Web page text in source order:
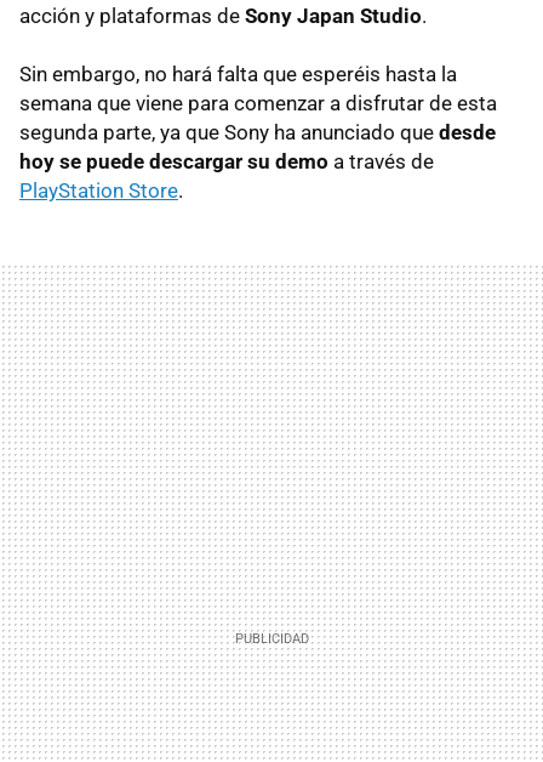
acción y plataformas de Sony Japan Studio.
Sin embargo, no hará falta que esperéis hasta la
semana que viene para comenzar a disfrutar de esta
segunda parte, ya que Sony ha anunciado que desde
hoy se puede descargar su demo a través de
PlayStation Store.